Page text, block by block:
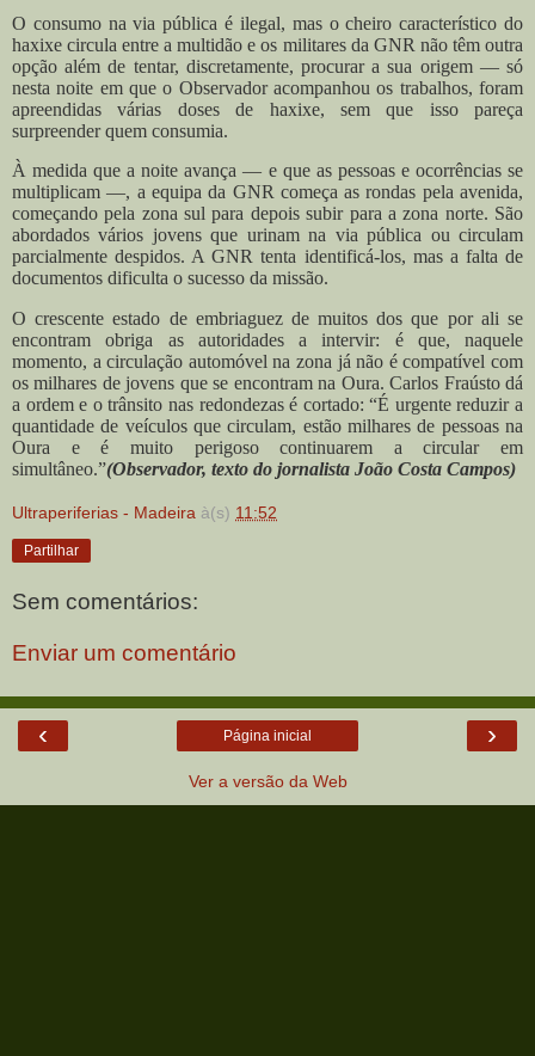
O consumo na via pública é ilegal, mas o cheiro característico do
haxixe circula entre a multidão e os militares da GNR não têm outra
opção além de tentar, discretamente, procurar a sua origem — só
nesta noite em que o Observador acompanhou os trabalhos, foram
apreendidas várias doses de haxixe, sem que isso pareça
surpreender quem consumia.
À medida que a noite avança — e que as pessoas e ocorrências se
multiplicam —, a equipa da GNR começa as rondas pela avenida,
começando pela zona sul para depois subir para a zona norte. São
abordados vários jovens que urinam na via pública ou circulam
parcialmente despidos. A GNR tenta identificá-los, mas a falta de
documentos dificulta o sucesso da missão.
O crescente estado de embriaguez de muitos dos que por ali se
encontram obriga as autoridades a intervir: é que, naquele
momento, a circulação automóvel na zona já não é compatível com
os milhares de jovens que se encontram na Oura. Carlos Fraústo dá
a ordem e o trânsito nas redondezas é cortado: “É urgente reduzir a
quantidade de veículos que circulam, estão milhares de pessoas na
Oura e é muito perigoso continuarem a circular em
simultâneo.”(Observador, texto do jornalista João Costa Campos)
Ultraperiferias - Madeira à(s) 11:52
Partilhar
Sem comentários:
Enviar um comentário
‹ ›
Página inicial
Ver a versão da Web